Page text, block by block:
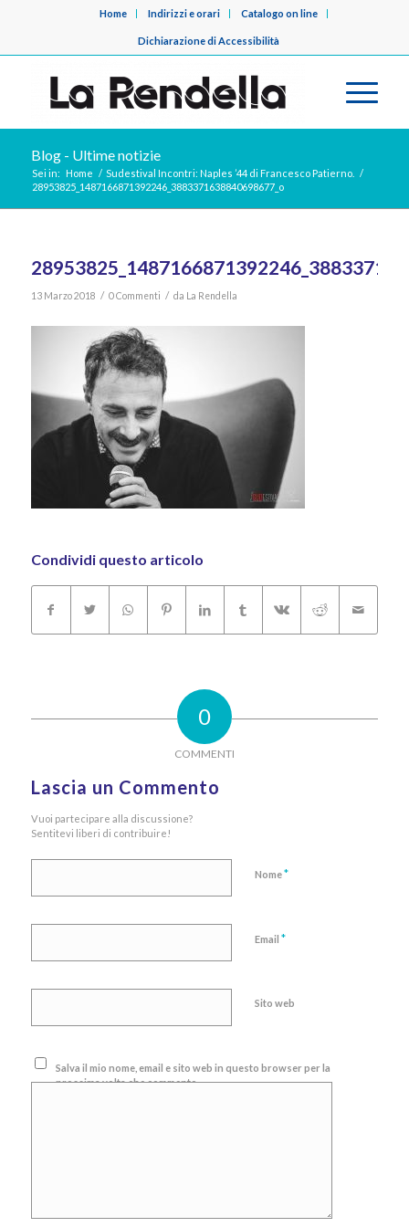
Home Indirizzi e orari Catalogo on line
Dichiarazione di Accessibilità
Blog - Ultime notizie
Sei in: Home / Sudestival Incontri: Naples ’44 di Francesco Patierno.
/
28953825_1487166871392246_3883371638840698677_o
13 Marzo 2018 / 0 Commenti / da La Rendella
Condividi questo articolo
0
COMMENTI
Lascia un Commento
Vuoi partecipare alla discussione?
Sentitevi liberi di contribuire!
Nome*
Email *
Sito web
Salva il mio nome, email e sito web in questo browser per la
prossima volta che commento.